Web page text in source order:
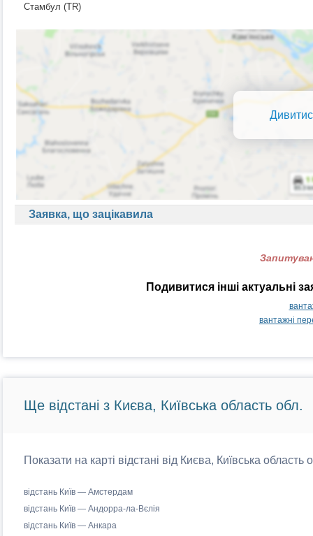
Стамбул (TR)
Заявка, що зацікавила
Подивитися інші актуальні
вантажні
Ще відстані з Києва, Київська область обл.
Показати на карті відстані від Києва, Київська
відстань Київ — Амстердам
відстань Київ — Андорра-ла-Вєлія
відстань Київ — Анкара